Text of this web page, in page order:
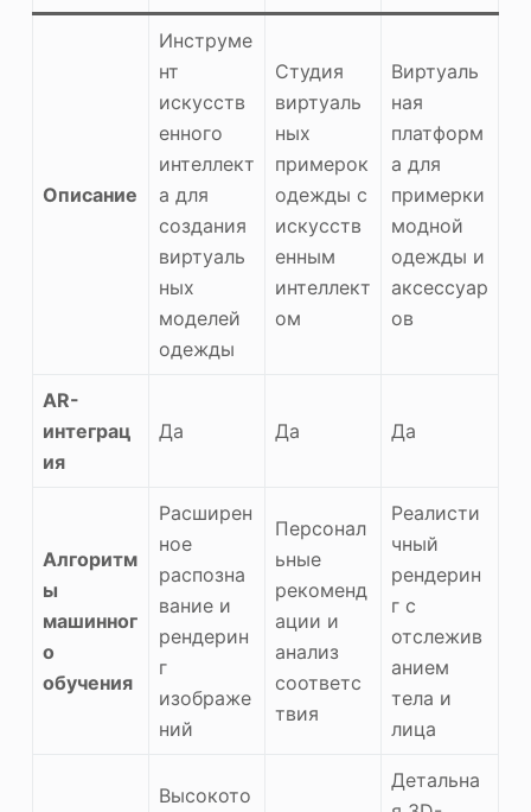
Описание
Инструме
нт
искусств
енного
интеллект
а для
создания
виртуаль
ных
моделей
одежды
Студия
виртуаль
ных
примерок
одежды с
искусств
енным
интеллект
ом
Виртуаль
ная
платформ
а для
примерки
модной
одежды и
аксессуар
ов
AR-
интеграц
ия
Да Да Да
Алгоритм
ы
машинног
о
обучения
Расширен
ное
распозна
вание и
рендерин
г
изображе
ний
Персонал
ьные
рекоменд
ации и
анализ
соответс
твия
Реалисти
чный
рендерин
г с
отслежив
анием
тела и
лица
Высокото
Детальна